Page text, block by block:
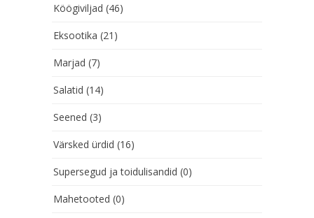
Köögiviljad (46)
Eksootika (21)
Marjad (7)
Salatid (14)
Seened (3)
Värsked ürdid (16)
Supersegud ja toidulisandid (0)
Mahetooted (0)